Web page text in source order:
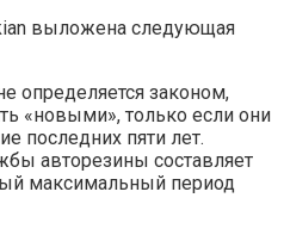
выложена следующая
определяется законом,
«новыми», только если они
последних пяти лет.
авторезины составляет
максимальный период